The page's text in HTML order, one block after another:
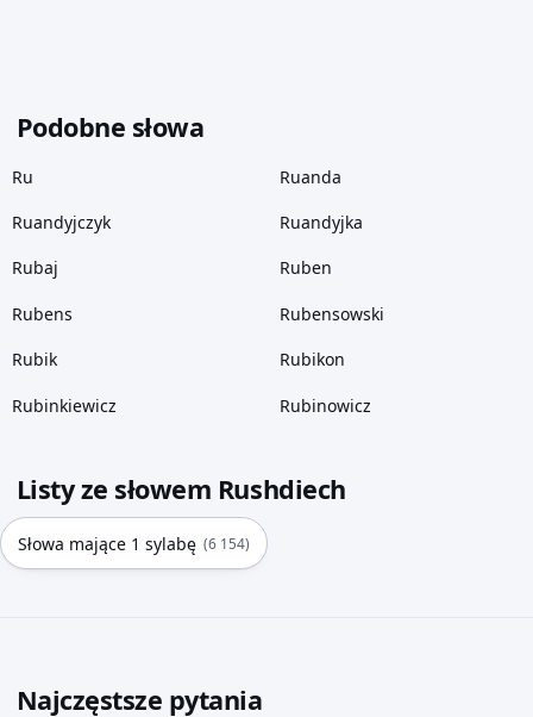
Podobne słowa
Ru Ruanda
Ruandyjczyk Ruandyjka
Rubaj Ruben
Rubens Rubensowski
Rubik Rubikon
Rubinkiewicz Rubinowicz
Listy ze słowem Rushdiech
Słowa mające 1 sylabę (6 154)
Najczęstsze pytania